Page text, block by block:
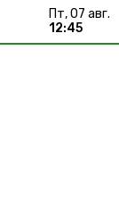
пт, 07 авг.
12:45